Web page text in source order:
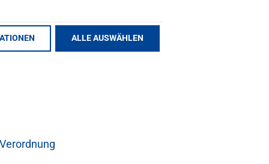
ALLE AUSWÄHLEN
und Pflegeprodukt